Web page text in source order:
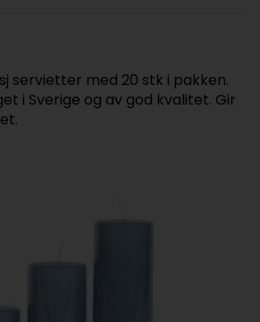
servietter med 20 stk i pakken.
i Sverige og av god kvalitet. Gir